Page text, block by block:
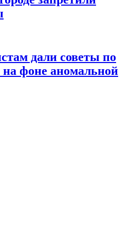
дали советы по
фоне аномальной